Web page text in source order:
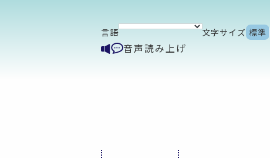
言語 文字サイズ 標準
音声読み上げ